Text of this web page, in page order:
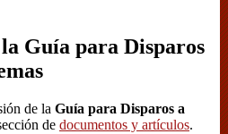
Guía para Disparos
de la Guía para Disparos a
de documentos y artículos.